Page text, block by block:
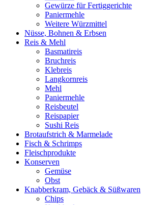
Gewürze für Fertiggerichte
Paniermehle
Weitere Würzmittel
Nüsse, Bohnen & Erbsen
Reis & Mehl
Basmatireis
Bruchreis
Klebreis
Langkornreis
Mehl
Paniermehle
Reisbeutel
Reispapier
Sushi Reis
Brotaufstrich & Marmelade
Fisch & Schrimps
Fleischprodukte
Konserven
Gemüse
Obst
Knabberkram, Gebäck & Süßwaren
Chips